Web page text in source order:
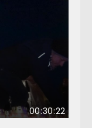
00:30:22